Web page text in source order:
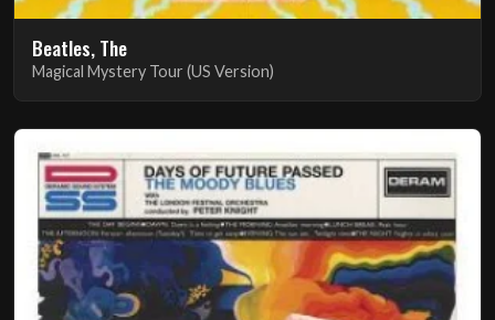
Beatles, The
Magical Mystery Tour (US Version)